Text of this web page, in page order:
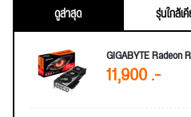
ดูล่าสุด รุ่นใกล้เ
GIGABYTE Radeon
11,900 .-